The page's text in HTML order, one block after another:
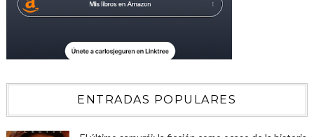
ENTRADAS POPULARES